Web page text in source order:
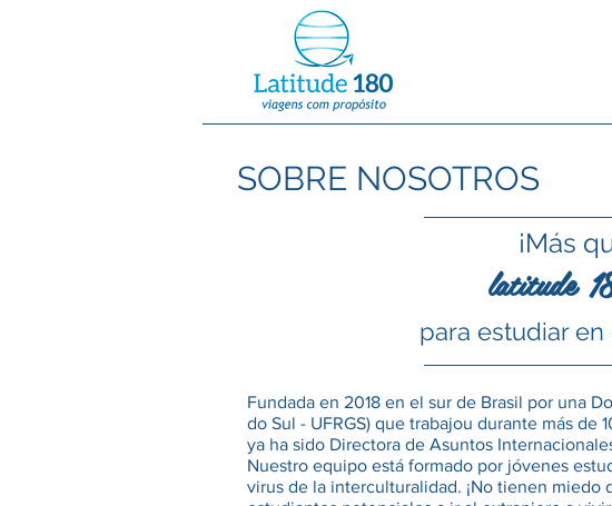
SOBRE NOSOTROS
¡Más
latitude
para estudiar
Fundada en 2018 en el sur de Brasil por una
do Sul - UFRGS) que trabajou durante más de
ya ha sido Directora de Asuntos
Nuestro equipo está formado por jóvenes
virus de la interculturalidad. ¡No tienen miedo